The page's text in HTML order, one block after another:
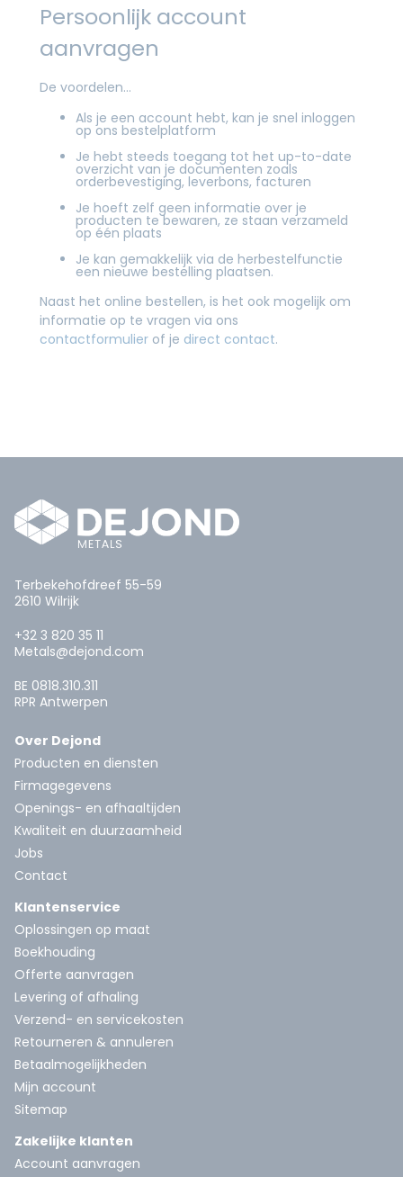
Persoonlijk account
aanvragen
De voordelen…
Als je een account hebt, kan je snel inloggen
op ons bestelplatform
Je hebt steeds toegang tot het up-to-date
overzicht van je documenten zoals
orderbevestiging, leverbons, facturen
Je hoeft zelf geen informatie over je
producten te bewaren, ze staan verzameld
op één plaats
Je kan gemakkelijk via de herbestelfunctie
een nieuwe bestelling plaatsen.
Naast het online bestellen, is het ook mogelijk om
informatie op te vragen via ons
contactformulier of je direct contact.
Terbekehofdreef 55-59
2610 Wilrijk
+32 3 820 35 11
Metals@dejond.com
BE 0818.310.311
RPR Antwerpen
Over Dejond
Producten en diensten
Firmagegevens
Openings- en afhaaltijden
Kwaliteit en duurzaamheid
Jobs
Contact
Klantenservice
Oplossingen op maat
Boekhouding
Offerte aanvragen
Levering of afhaling
Verzend- en servicekosten
Retourneren & annuleren
Betaalmogelijkheden
Mijn account
Sitemap
Zakelijke klanten
Account aanvragen